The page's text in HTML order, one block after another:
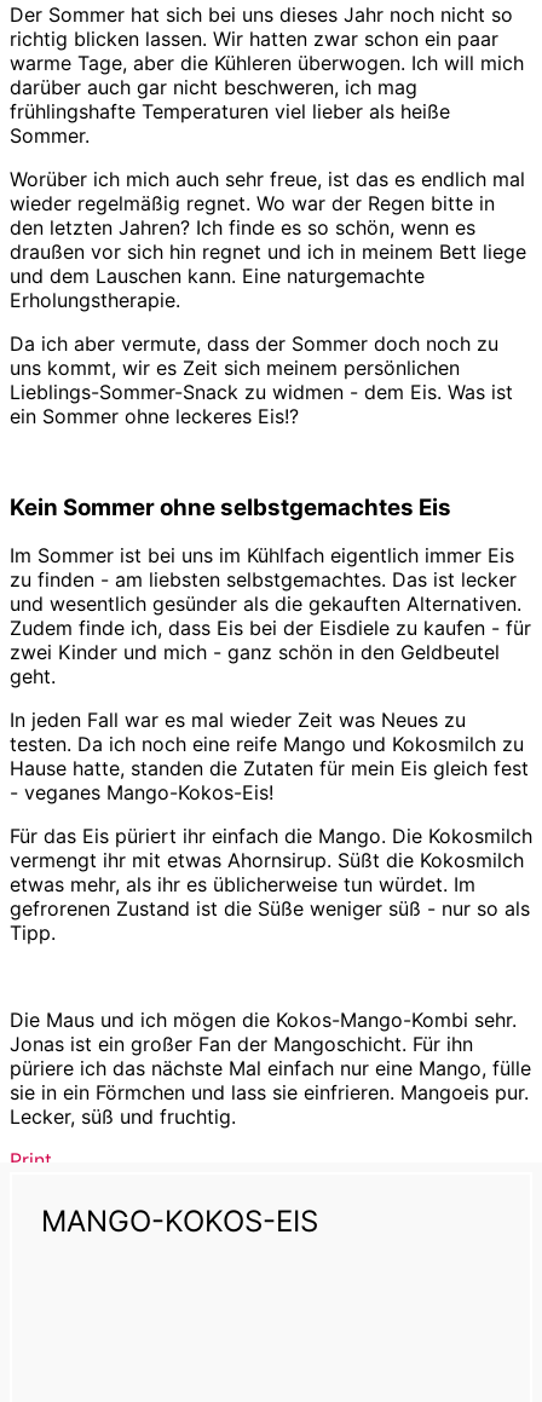
Der Sommer hat sich bei uns dieses Jahr noch nicht so
richtig blicken lassen. Wir hatten zwar schon ein paar
warme Tage, aber die Kühleren überwogen. Ich will mich
darüber auch gar nicht beschweren, ich mag
frühlingshafte Temperaturen viel lieber als heiße
Sommer.
Worüber ich mich auch sehr freue, ist das es endlich mal
wieder regelmäßig regnet. Wo war der Regen bitte in
den letzten Jahren? Ich finde es so schön, wenn es
draußen vor sich hin regnet und ich in meinem Bett liege
und dem Lauschen kann. Eine naturgemachte
Erholungstherapie.
Da ich aber vermute, dass der Sommer doch noch zu
uns kommt, wir es Zeit sich meinem persönlichen
Lieblings-Sommer-Snack zu widmen - dem Eis. Was ist
ein Sommer ohne leckeres Eis!?
Kein Sommer ohne selbstgemachtes Eis
Im Sommer ist bei uns im Kühlfach eigentlich immer Eis
zu finden - am liebsten selbstgemachtes. Das ist lecker
und wesentlich gesünder als die gekauften Alternativen.
Zudem finde ich, dass Eis bei der Eisdiele zu kaufen - für
zwei Kinder und mich - ganz schön in den Geldbeutel
geht.
In jeden Fall war es mal wieder Zeit was Neues zu
testen. Da ich noch eine reife Mango und Kokosmilch zu
Hause hatte, standen die Zutaten für mein Eis gleich fest
- veganes Mango-Kokos-Eis!
Für das Eis püriert ihr einfach die Mango. Die Kokosmilch
vermengt ihr mit etwas Ahornsirup. Süßt die Kokosmilch
etwas mehr, als ihr es üblicherweise tun würdet. Im
gefrorenen Zustand ist die Süße weniger süß - nur so als
Tipp.
Die Maus und ich mögen die Kokos-Mango-Kombi sehr.
Jonas ist ein großer Fan der Mangoschicht. Für ihn
püriere ich das nächste Mal einfach nur eine Mango, fülle
sie in ein Förmchen und lass sie einfrieren. Mangoeis pur.
Lecker, süß und fruchtig.
Print
MANGO-KOKOS-EIS